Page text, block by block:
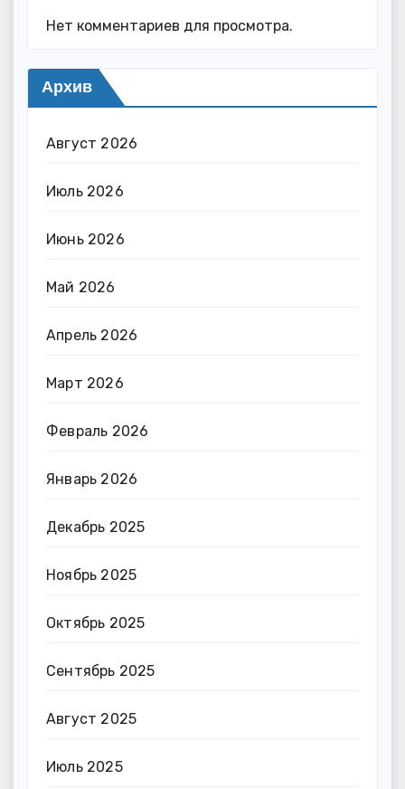
Нет комментариев для просмотра.
Архив
Август 2026
Июль 2026
Июнь 2026
Май 2026
Апрель 2026
Март 2026
Февраль 2026
Январь 2026
Декабрь 2025
Ноябрь 2025
Октябрь 2025
Сентябрь 2025
Август 2025
Июль 2025